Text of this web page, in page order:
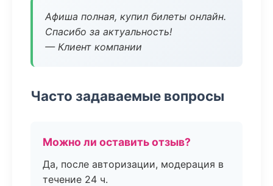
Афиша полная, купил билеты онлайн.
Спасибо за актуальность!
— Клиент компании
Часто задаваемые вопросы
Можно ли оставить отзыв?
Да, после авторизации, модерация в
течение 24 ч.